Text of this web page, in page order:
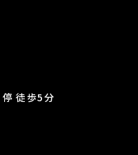
徒歩5分